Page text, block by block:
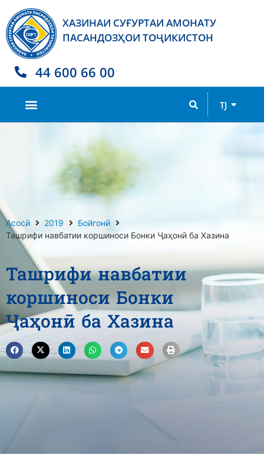
ХАЗИНАИ СУҒУРТАИ АМОНАТУ
ПАСАНДОЗҲОИ ТОҶИКИСТОН
44 600 66 00
TJ
EN
Асосӣ 2019
Бойгонӣ
Ташрифи навбатии коршиноси Бонки Ҷаҳонӣ ба Хазина
Ташрифи навбатии
коршиноси Бонки
Ҷаҳонӣ ба Хазина